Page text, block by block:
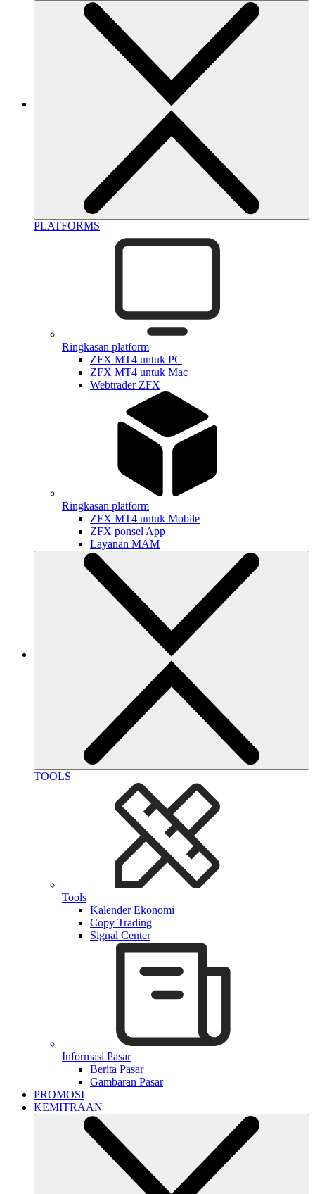
PLATFORMS
Ringkasan platform
ZFX MT4 untuk PC
ZFX MT4 untuk Mac
Webtrader ZFX
Ringkasan platform
ZFX MT4 untuk Mobile
ZFX ponsel App
Layanan MAM
TOOLS
Tools
Kalender Ekonomi
Copy Trading
Signal Center
Informasi Pasar
Berita Pasar
Gambaran Pasar
PROMOSI
KEMITRAAN